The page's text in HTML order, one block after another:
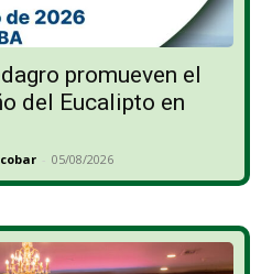
promueven el
del Eucalipto en
- 05/08/2026